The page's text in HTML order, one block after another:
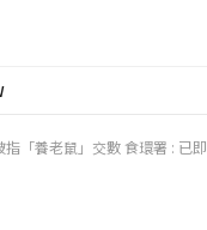
養老鼠」交數 食環署 : 已即時要求糾正